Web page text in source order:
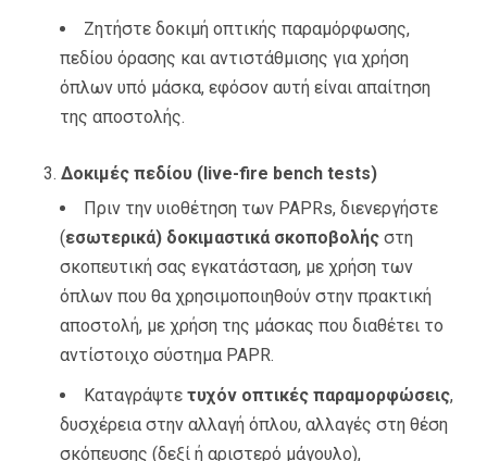
Ζητήστε δοκιμή οπτικής παραμόρφωσης,
πεδίου όρασης και αντιστάθμισης για χρήση
όπλων υπό μάσκα, εφόσον αυτή είναι απαίτηση
της αποστολής.
Δοκιμές πεδίου (live-fire bench tests)
Πριν την υιοθέτηση των PAPRs, διενεργήστε
(εσωτερικά) δοκιμαστικά σκοποβολής στη
σκοπευτική σας εγκατάσταση, με χρήση των
όπλων που θα χρησιμοποιηθούν στην πρακτική
αποστολή, με χρήση της μάσκας που διαθέτει το
αντίστοιχο σύστημα PAPR.
Καταγράψτε τυχόν οπτικές παραμορφώσεις,
δυσχέρεια στην αλλαγή όπλου, αλλαγές στη θέση
σκόπευσης (δεξί ή αριστερό μάγουλο),